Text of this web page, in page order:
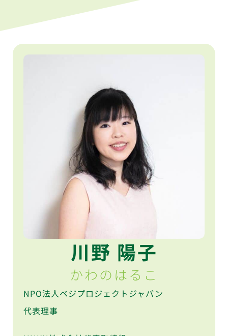
川野 陽子
かわのはるこ
NPO法人ベジプロジェクトジャパン
代表理事